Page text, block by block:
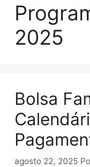
2025
Bolsa
agosto 22, 2025